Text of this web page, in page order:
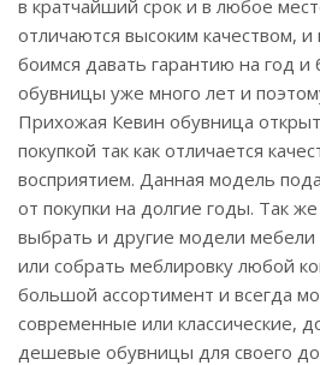
в кратчайший срок и в любое
отличаются высоким качеством,
боимся давать гарантию на год
обувницы уже много лет и
Прихожая Кевин обувница
покупкой так как отличается
восприятием. Данная модель
от покупки на долгие годы. Так
выбрать и другие модели
или собрать меблировку любой
большой ассортимент и всегда
современные или классические,
дешевые обувницы для своего